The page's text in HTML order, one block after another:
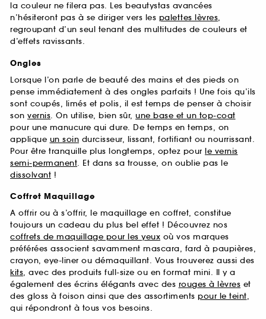
la couleur ne filera pas. Les beautystas avancées
n’hésiteront pas à se diriger vers les palettes lèvres,
regroupant d’un seul tenant des multitudes de couleurs et
d’effets ravissants.
Ongles
Lorsque l’on parle de beauté des mains et des pieds on
pense immédiatement à des ongles parfaits ! Une fois qu’ils
sont coupés, limés et polis, il est temps de penser à choisir
son vernis. On utilise, bien sûr, une base et un top-coat
pour une manucure qui dure. De temps en temps, on
applique un soin durcisseur, lissant, fortifiant ou nourrissant.
Pour être tranquille plus longtemps, optez pour le vernis
semi-permanent. Et dans sa trousse, on oublie pas le
dissolvant !
Coffret Maquillage
A offrir ou à s’offrir, le maquillage en coffret, constitue
toujours un cadeau du plus bel effet ! Découvrez nos
coffrets de maquillage pour les yeux où vos marques
préférées associent savamment mascara, fard à paupières,
crayon, eye-liner ou démaquillant. Vous trouverez aussi des
kits, avec des produits full-size ou en format mini. Il y a
également des écrins élégants avec des rouges à lèvres et
des gloss à foison ainsi que des assortiments pour le teint,
qui répondront à tous vos besoins.